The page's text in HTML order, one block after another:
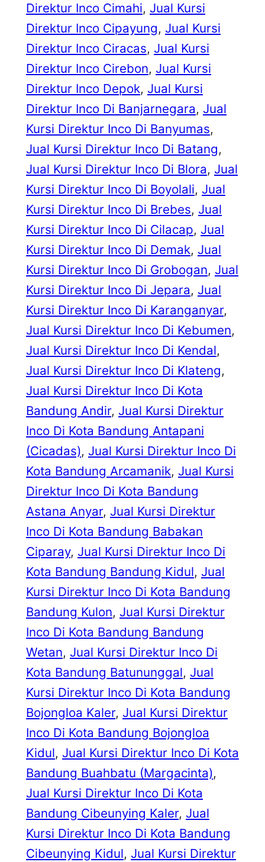
Direktur Inco Cimahi, Jual Kursi
Direktur Inco Cipayung, Jual Kursi
Direktur Inco Ciracas, Jual Kursi
Direktur Inco Cirebon, Jual Kursi
Direktur Inco Depok, Jual Kursi
Direktur Inco Di Banjarnegara, Jual
Kursi Direktur Inco Di Banyumas
Jual Kursi Direktur Inco Di Batang
Jual Kursi Direktur Inco Di Blora, Jual
Kursi Direktur Inco Di Boyolali, Jual
Kursi Direktur Inco Di Brebes, Jual
Kursi Direktur Inco Di Cilacap, Jual
Kursi Direktur Inco Di Demak, Jual
Kursi Direktur Inco Di Grobogan, Jual
Kursi Direktur Inco Di Jepara, Jual
Kursi Direktur Inco Di Karanganyar
Jual Kursi Direktur Inco Di Kebumen
Jual Kursi Direktur Inco Di Kendal
Jual Kursi Direktur Inco Di Klateng
Jual Kursi Direktur Inco Di Kota
Bandung Andir, Jual Kursi Direktur
Inco Di Kota Bandung Antapani
(Cicadas), Jual Kursi Direktur Inco Di
Kota Bandung Arcamanik, Jual Kursi
Direktur Inco Di Kota Bandung
Astana Anyar, Jual Kursi Direktur
Inco Di Kota Bandung Babakan
Ciparay, Jual Kursi Direktur Inco Di
Kota Bandung Bandung Kidul, Jual
Kursi Direktur Inco Di Kota Bandung
Bandung Kulon, Jual Kursi Direktur
Inco Di Kota Bandung Bandung
Wetan, Jual Kursi Direktur Inco Di
Kota Bandung Batununggal, Jual
Kursi Direktur Inco Di Kota Bandung
Bojongloa Kaler, Jual Kursi Direktur
Inco Di Kota Bandung Bojongloa
Kidul, Jual Kursi Direktur Inco Di Kota
Bandung Buahbatu (Margacinta)
Jual Kursi Direktur Inco Di Kota
Bandung Cibeunying Kaler, Jual
Kursi Direktur Inco Di Kota Bandung
Cibeunying Kidul, Jual Kursi Direktur